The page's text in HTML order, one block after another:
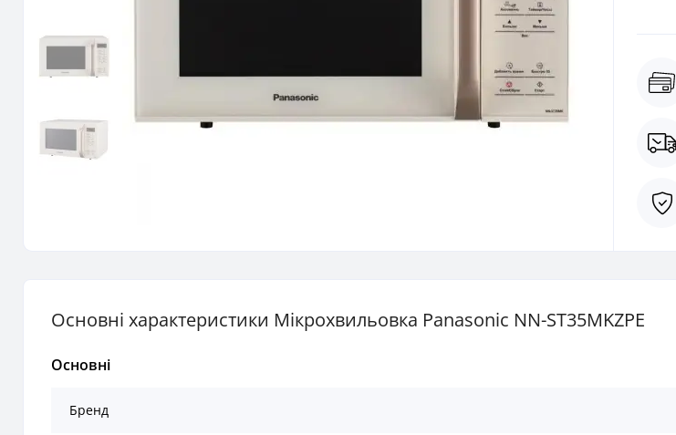
Основні характеристики Мікрохвильовка Panasonic NN-ST35MKZPE
Основні
Бренд